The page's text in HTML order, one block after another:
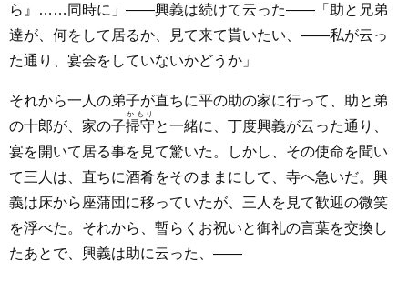
ら』……同時に」――興義は続けて云った――「助と兄弟
達が、何をして居るか、見て来て貰いたい、――私が云っ
た通り、宴会をしていないかどうか」
それから一人の弟子が直ちに平の助の家に行って、助と弟
の十郎が、家の子掃守
かもり
と一緒に、丁度興義が云った通り、
宴を開いて居る事を見て驚いた。しかし、その使命を聞い
て三人は、直ちに酒肴をそのままにして、寺へ急いだ。興
義は床から座蒲団に移っていたが、三人を見て歓迎の微笑
を浮べた。それから、暫らくお祝いと御礼の言葉を交換し
たあとで、興義は助に云った、――